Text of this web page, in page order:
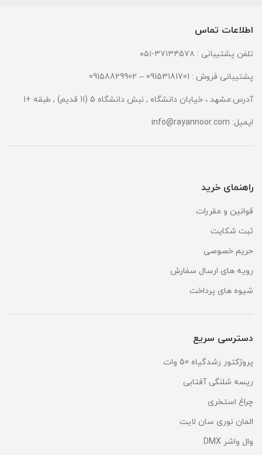
اطلاعات تماس
تلفن پشتیبانی : ۳۷۱۳۴۵۷۸-۰۵۱
پشتیبانی فروش : 09153181701 – 09158829902
آدرس:مشهد ، خیابان دانشگاه , نبش دانشگاه 5 (11 قدیم) , طبقه +1
ایمیل: info@rayannoor.com
راهنمای خرید
قوانین و مقررات
ثبت شکایت
حریم خصوصی
رویه های ارسال سفارش
شیوه های پرداخت
دسترسی سریع
پروژکتور رشدگیاه 50 وات
ریسه شلنگی آفتابی
چراغ استخری
المان نوری سان لایت
وال واشر DMX